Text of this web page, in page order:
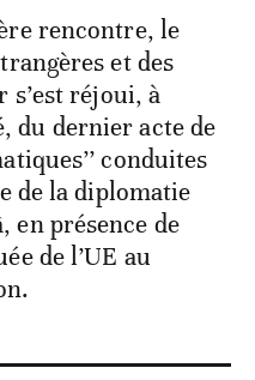
rencontre, le
et des
s’est réjoui, à
du dernier acte de
conduites
de la diplomatie
en présence de
de l’UE au